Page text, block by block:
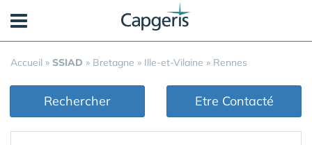
Accueil » SSIAD » Bretagne » Ille-et-Vilaine » Rennes
Rechercher Etre Contacté